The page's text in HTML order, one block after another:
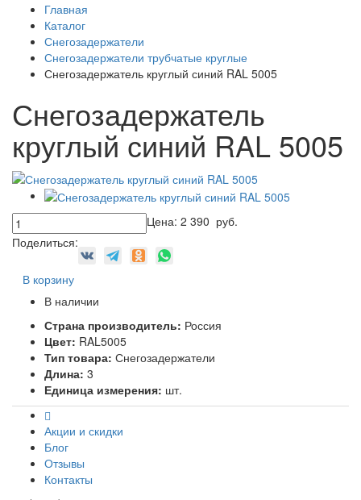
Главная
Каталог
Снегозадержатели
Снегозадержатели трубчатые круглые
Снегозадержатель круглый синий RAL 5005
Снегозадержатель
круглый синий RAL 5005
Цена: 2 390 руб.
Поделиться:
В корзину
В наличии
Страна производитель: Россия
Цвет: RAL5005
Тип товара: Снегозадержатели
Длина: 3
Единица измерения: шт.
Акции и скидки
Блог
Отзывы
Контакты